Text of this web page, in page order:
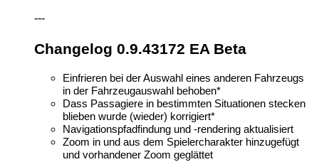
---
Changelog 0.9.43172 EA Beta
Einfrieren bei der Auswahl eines anderen Fahrzeugs
in der Fahrzeugauswahl behoben*
Dass Passagiere in bestimmten Situationen stecken
blieben wurde (wieder) korrigiert*
Navigationspfadfindung und -rendering aktualisiert
Zoom in und aus dem Spielercharakter hinzugefügt
und vorhandener Zoom geglättet